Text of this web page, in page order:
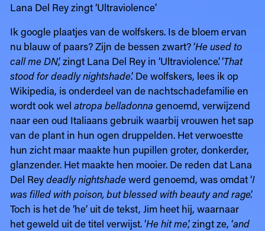
Lana Del Rey zingt ‘Ultraviolence’
Ik google plaatjes van de wolfskers. Is de bloem ervan
nu blauw of paars? Zijn de bessen zwart? ‘He used to
call me DN,’ zingt Lana Del Rey in ‘Ultraviolence’. ‘That
stood for deadly nightshade.’ De wolfskers, lees ik op
Wikipedia, is onderdeel van de nachtschadefamilie en
wordt ook wel atropa belladonna genoemd, verwijzend
naar een oud Italiaans gebruik waarbij vrouwen het sap
van de plant in hun ogen druppelden. Het verwoestte
hun zicht maar maakte hun pupillen groter, donkerder,
glanzender. Het maakte hen mooier. De reden dat Lana
Del Reydeadly nightshadewerd genoemd, was omdat ‘I
was filled with poison, but blessed with beauty and rage’.
Toch is het de ‘he’ uit de tekst, Jim heet hij, waarnaar
het geweld uit de titel verwijst. ‘He hit me,’ zingt ze, ‘and